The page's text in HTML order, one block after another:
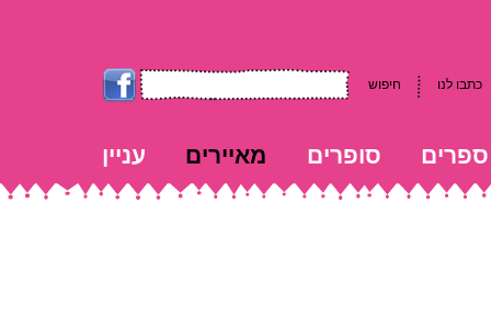
חיפוש כתבו לנו
ספרים סופרים מאיירים עניין